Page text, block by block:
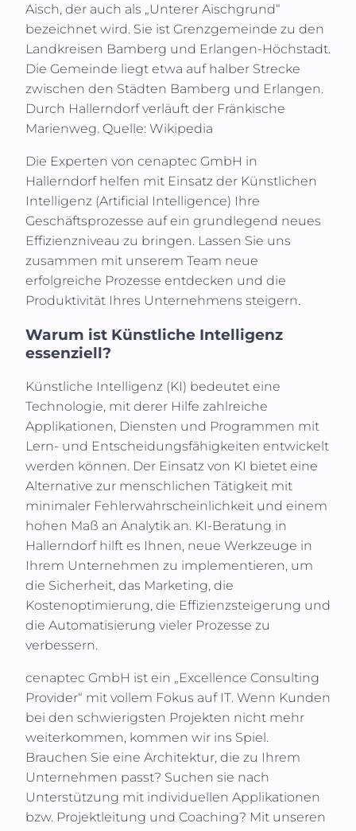
Aisch, der auch als „Unterer Aischgrund“
bezeichnet wird. Sie ist Grenzgemeinde zu den
Landkreisen Bamberg und Erlangen-Höchstadt.
Die Gemeinde liegt etwa auf halber Strecke
zwischen den Städten Bamberg und Erlangen.
Durch Hallerndorf verläuft der Fränkische
Marienweg. Quelle: Wikipedia
Die Experten von cenaptec GmbH in
Hallerndorfhelfen mit Einsatz der Künstlichen
Intelligenz (Artificial Intelligence) Ihre
Geschäftsprozesse auf ein grundlegend neues
Effizienzniveau zu bringen. Lassen Sie uns
zusammen mit unserem Team neue
erfolgreiche Prozesse entdecken und die
Produktivität Ihres Unternehmens steigern.
Warum ist Künstliche Intelligenz
essenziell?
Künstliche Intelligenz (KI) bedeutet eine
Technologie, mit derer Hilfe zahlreiche
Applikationen, Diensten und Programmen mit
Lern- und Entscheidungsfähigkeiten entwickelt
werden können. Der Einsatz von KI bietet eine
Alternative zur menschlichen Tätigkeit mit
minimaler Fehlerwahrscheinlichkeit und einem
hohen Maß an Analytik an. KI-Beratung in
Hallerndorfhilft es Ihnen, neue Werkzeuge in
Ihrem Unternehmen zu implementieren, um
die Sicherheit, das Marketing, die
Kostenoptimierung, die Effizienzsteigerung und
die Automatisierung vieler Prozesse zu
verbessern.
cenaptec GmbH ist ein „Excellence Consulting
Provider“ mit vollem Fokus auf IT. Wenn Kunden
bei den schwierigsten Projekten nicht mehr
weiterkommen, kommen wir ins Spiel.
Brauchen Sie eine Architektur, die zu Ihrem
Unternehmen passt? Suchen sie nach
Unterstützung mit individuellen Applikationen
bzw. Projektleitung und Coaching? Mit unseren